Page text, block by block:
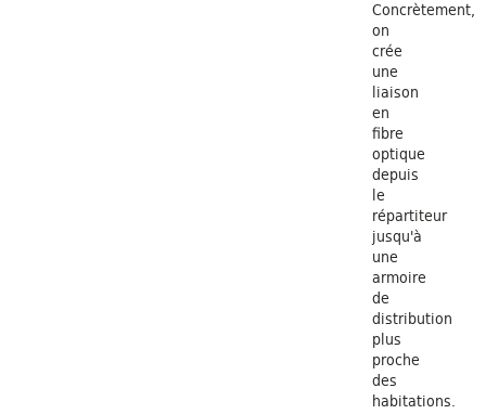
Concrètement,
on
crée
une
liaison
en
fibre
optique
depuis
le
répartiteur
jusqu'à
une
armoire
de
distribution
plus
proche
des
habitations.